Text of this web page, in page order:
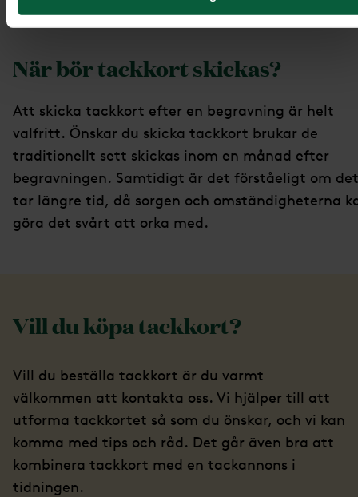
När bör tackkort skickas?
Att skicka tackkort efter en begravning är helt
valfritt. Önskar du skicka tackkort brukar de
traditionellt sett skickas inom en månad efter
begravningen. Samtidigt är det förståeligt om det
tar längre tid, då sorgen och omständigheterna
göra det svårt att orka med.
Vill du köpa tackkort?
Vill du beställa tackkort är du varmt
välkommen att kontakta oss. Vi hjälper till att
utforma tackkortet så som du önskar, och vi kan
komma med tips och råd. Det går även bra att
kombinera tackkort med en tackannons i
tidningen.